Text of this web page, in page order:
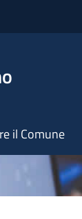
il Comune